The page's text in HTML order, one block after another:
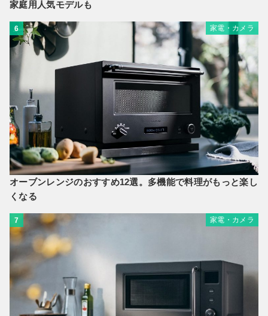
家庭用人気モデルも
6 家電・カメラ
オーブンレンジのおすすめ12選。多機能で料理がもっと楽し
くなる
7 家電・カメラ